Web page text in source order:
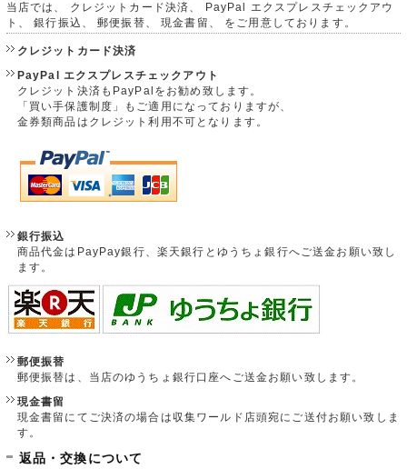
当店では、 クレジットカード決済、 PayPal エクスプレスチェックアウ
ト、 銀行振込、 郵便振替、 現金書留、 をご用意しております。
クレジットカード決済
PayPal エクスプレスチェックアウト
クレジット決済もPayPalをお勧め致します。
「買い手保護制度」もご適用になっておりますが、
金券類商品はクレジット利用不可となります。
銀行振込
商品代金はPayPay銀行、楽天銀行とゆうちょ銀行へご送金お願い致し
ます。
郵便振替
郵便振替は、当店のゆうちょ銀行口座へご送金お願い致します。
現金書留
現金書留にてご決済の場合は収集ワールド店頭宛にご送付お願い致しま
す。
返品・交換について